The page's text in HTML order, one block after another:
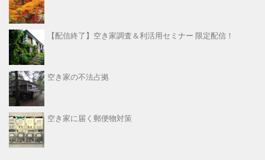
【配信終了】空き家調査＆利活用セミナー 限定配信！
空き家の不法占拠
空き家に届く郵便物対策